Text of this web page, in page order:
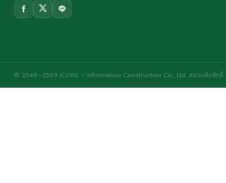
© 2548–2569 iCONS – Information Construction Co., Ltd. สงวนลิขสิทธิ์